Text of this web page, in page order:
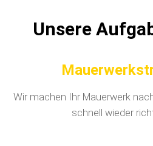
Unsere
Wir machen Ihr Mauerwerk
schnell wieder